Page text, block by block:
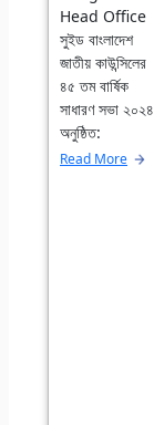
Head Office
সুইড বাংলাদেশ
জাতীয় কাউন্সিলের
৪৫ তম বার্ষিক
সাধারণ সভা ২০২৪
অনুষ্ঠিত:
Read More